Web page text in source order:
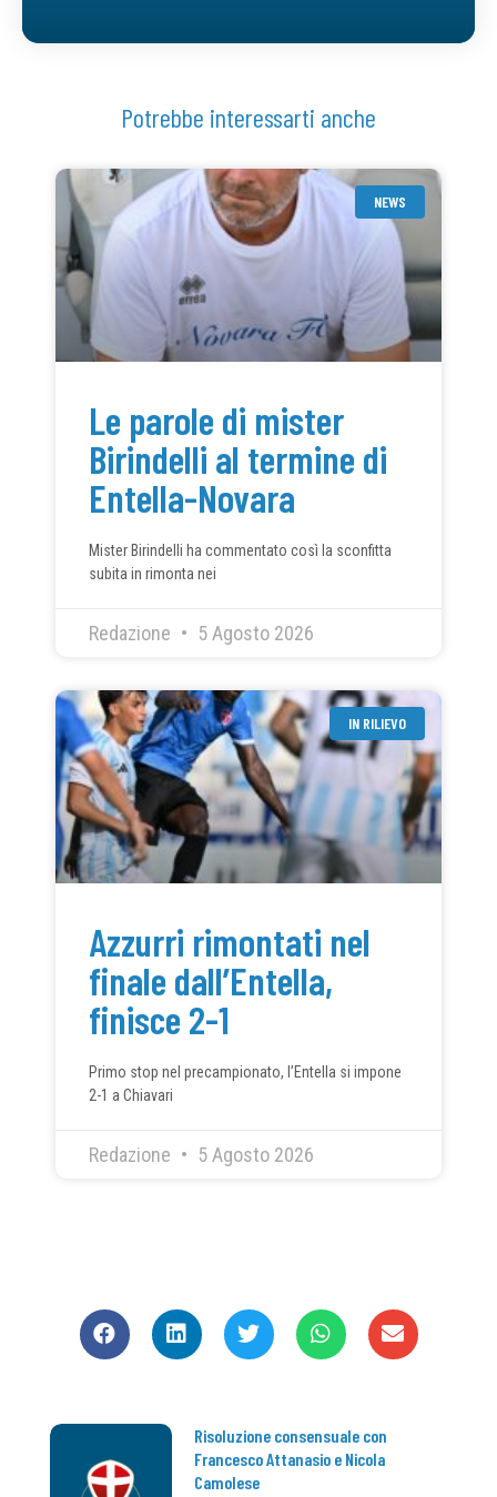
Potrebbe interessarti anche
NEWS
Le parole di mister
Birindelli al termine di
Entella-Novara
Mister Birindelli ha commentato così la sconfitta
subita in rimonta nei
Redazione 5 Agosto 2026
IN RILIEVO
Azzurri rimontati nel
finale dall’Entella,
finisce 2-1
Primo stop nel precampionato, l’Entella si impone
2-1 a Chiavari
Redazione 5 Agosto 2026
Risoluzione consensuale con
Francesco Attanasio e Nicola
Camolese